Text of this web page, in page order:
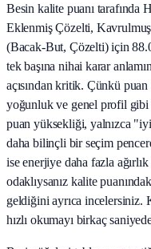
Besin kalite puanı
Eklenmiş Çözelti,
(Bacak‑But, Çözelti) için
tek başına nihai karar
açısından kritik. Çünkü
yoğunluk ve genel profil gibi
puan yüksekliği, yalnızca
daha bilinçli bir seçim
ise enerjiye daha fazla
odaklıysanız kalite
geldiğini ayrıca incelersiniz.
hızlı okumayı birkaç